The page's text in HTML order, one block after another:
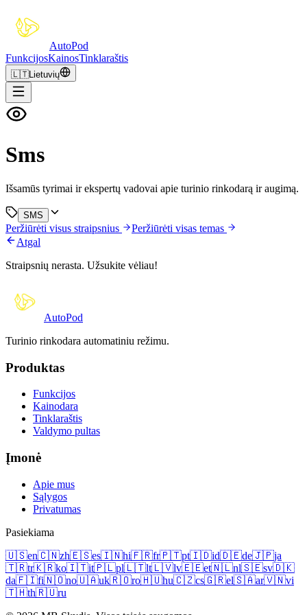
AutoPod
FunkcijosKainosTinklaraštis
🇱🇹Lietuvių
Sms
Išsamūs tyrimai ir ekspertų vadovai apie turinio rinkodarą ir augimą.
SMS
Peržiūrėti visus straipsnius
Peržiūrėti visas temas
Atgal
Straipsnių nerasta. Užsukite vėliau!
AutoPod
Turinio rinkodara automatiniu režimu.
Produktas
Funkcijos
Kainodara
Tinklaraštis
Valdymo pultas
Įmonė
Apie mus
Sąlygos
Privatumas
Pasiekiama
🇺🇸en🇨🇳zh🇪🇸es🇮🇳hi🇫🇷fr🇵🇹pt🇮🇩id🇩🇪de🇯🇵ja
🇹🇷tr🇰🇷ko🇮🇹it🇵🇱pl🇱🇹lt🇱🇻lv🇪🇪et🇳🇱nl🇸🇪sv🇩🇰
da🇫🇮fi🇳🇴no🇺🇦uk🇷🇴ro🇭🇺hu🇨🇿cs🇬🇷el🇸🇦ar🇻🇳vi
🇹🇭th🇷🇺ru